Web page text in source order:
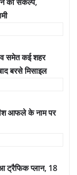
समेत कई शहर
बरसे मिसाइल
आफले के नाम पर
ट्रैफिक प्लान, 18